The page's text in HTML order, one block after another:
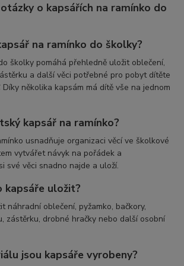
o kapsářích na ramínko do
na ramínko do školky?
školky pomáhá přehledně uložit oblečení,
a další věci potřebné pro pobyt dítěte
několika kapsám má dítě vše na jednom
kapsář na ramínko?
usnadňuje organizaci věcí ve školkové
vytvářet návyk na pořádek a
své věci snadno najde a uloží.
kapsáře uložit?
náhradní oblečení, pyžamko, bačkory,
zástěrku, drobné hračky nebo další osobní
jsou kapsáře vyrobeny?